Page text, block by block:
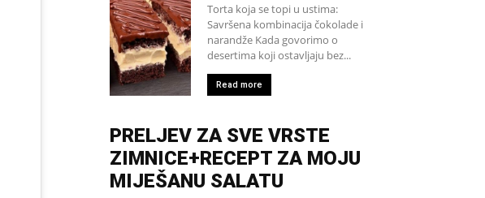
Torta koja se topi u ustima:
Savršena kombinacija čokolade i
narandže Kada govorimo o
desertima koji ostavljaju bez...
Read more
PRELJEV ZA SVE VRSTE
ZIMNICE+RECEPT ZA MOJU
MIJEŠANU SALATU